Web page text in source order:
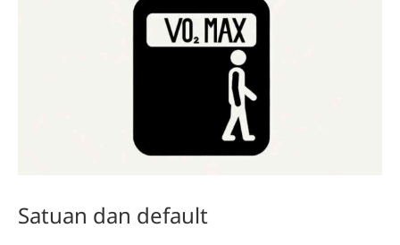
Satuan dan default